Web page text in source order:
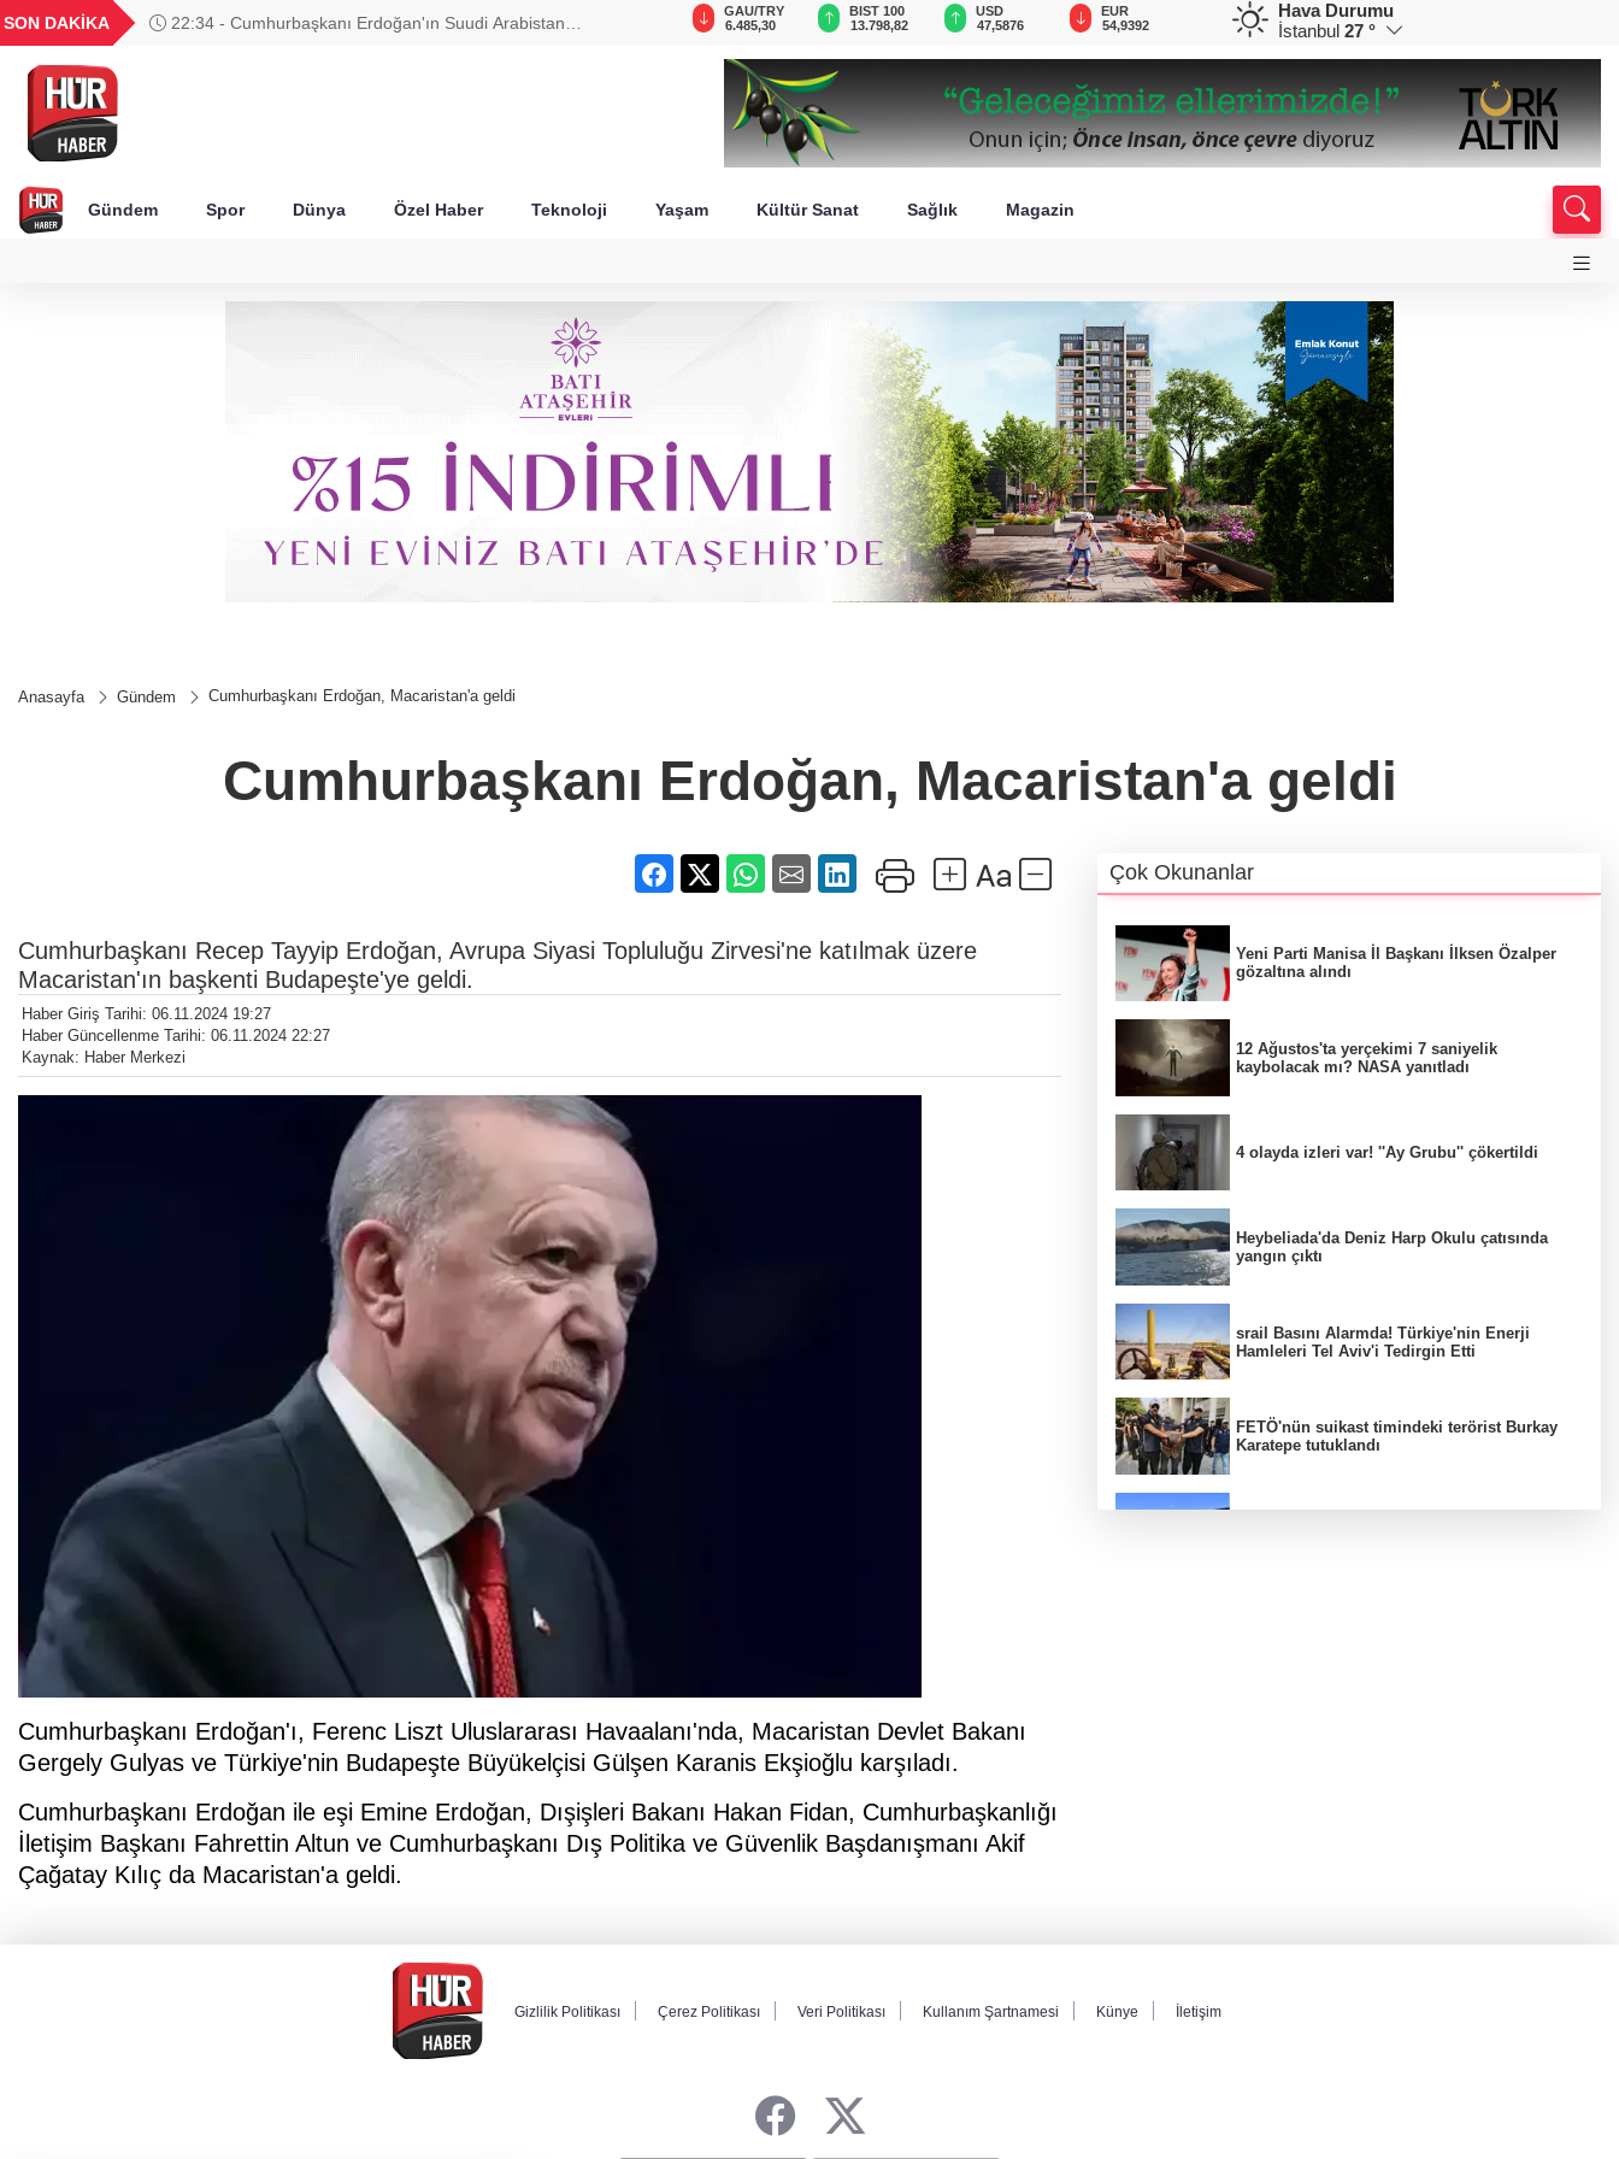
SON DAKİKA
22:34 - Cumhurbaşkanı Erdoğan'ın Suudi Arabistan
UYU
1,1820
18,1979
16,2304
28,0626
GAU/TRY
6.485,30
BIST 100
13.798,82
USD
47,5876
EUR
54,9392
GBP
64,1260
CHF
58,5477
Hava Durumu
İstanbul 27 °
Gündem Spor Dünya Özel Haber Teknoloji Yaşam Kültür Sanat Sağlık Magazin
Anasayfa Gündem Cumhurbaşkanı Erdoğan, Macaristan'a geldi
Cumhurbaşkanı Erdoğan, Macaristan'a geldi
Cumhurbaşkanı Recep Tayyip Erdoğan, Avrupa Siyasi Topluluğu Zirvesi'ne katılmak üzere
Macaristan'ın başkenti Budapeşte'ye geldi.
Haber Giriş Tarihi: 06.11.2024 19:27
Haber Güncellenme Tarihi: 06.11.2024 22:27
Kaynak: Haber Merkezi
Cumhurbaşkanı Erdoğan'ı, Ferenc Liszt Uluslararası Havaalanı'nda, Macaristan Devlet Bakanı
Gergely Gulyas ve Türkiye'nin Budapeşte Büyükelçisi Gülşen Karanis Ekşioğlu karşıladı.
Cumhurbaşkanı Erdoğan ile eşi Emine Erdoğan, Dışişleri Bakanı Hakan Fidan, Cumhurbaşkanlığı
İletişim Başkanı Fahrettin Altun ve Cumhurbaşkanı Dış Politika ve Güvenlik Başdanışmanı Akif
Çağatay Kılıç da Macaristan'a geldi.
Çok Okunanlar
Yeni Parti Manisa İl Başkanı İlksen Özalper
gözaltına alındı
12 Ağustos'ta yerçekimi 7 saniyelik
kaybolacak mı? NASA yanıtladı
4 olayda izleri var! ''Ay Grubu'' çökertildi
Heybeliada'da Deniz Harp Okulu çatısında
yangın çıktı
srail Basını Alarmda! Türkiye'nin Enerji
Hamleleri Tel Aviv'i Tedirgin Etti
FETÖ'nün suikast timindeki terörist Burkay
Karatepe tutuklandı
Gizlilik Politikası Çerez Politikası Veri Politikası Kullanım Şartnamesi Künye İletişim